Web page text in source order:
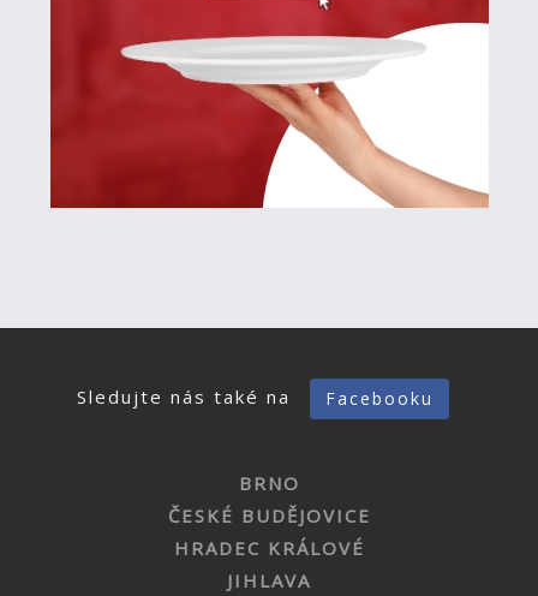
Sledujte nás také na Facebooku
BRNO
ČESKÉ BUDĚJOVICE
HRADEC KRÁLOVÉ
JIHLAVA